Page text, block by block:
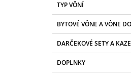
TYP VÔNÍ
BYTOVÉ VÔNE A VÔNE
DARČEKOVÉ SETY A
DOPLNKY